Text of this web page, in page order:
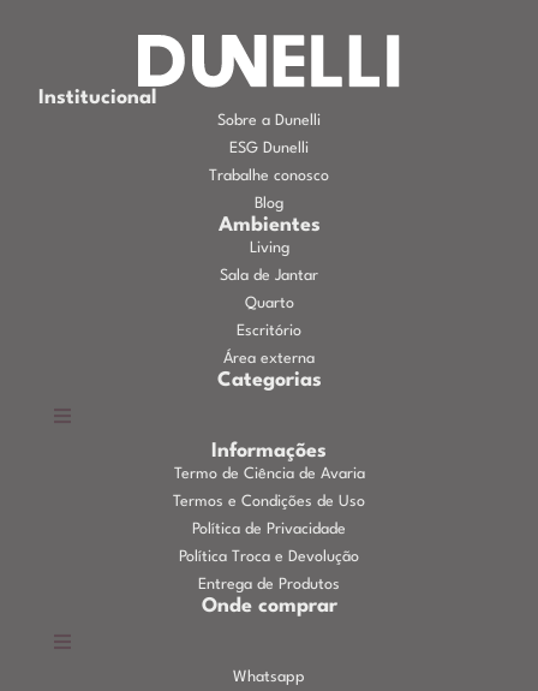
Institucional
Sobre a Dunelli
ESG Dunelli
Trabalhe conosco
Blog
Ambientes
Living
Sala de Jantar
Quarto
Escritório
Área externa
Categorias
Informações
Termo de Ciência de Avaria
Termos e Condições de Uso
Política de Privacidade
Política Troca e Devolução
Entrega de Produtos
Onde comprar
Whatsapp